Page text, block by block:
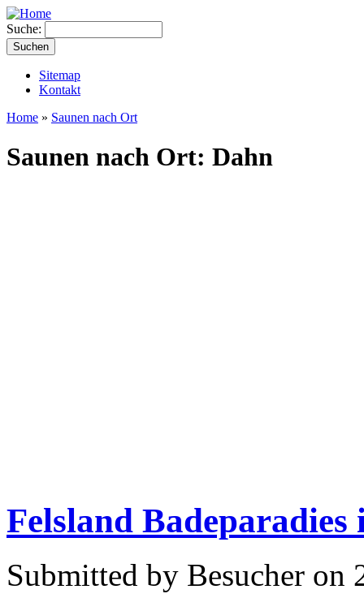
Suche:
Sitemap
Kontakt
Home » Saunen nach Ort
Saunen nach Ort: Dahn
Felsland Badeparadies
Submitted by Besucher on